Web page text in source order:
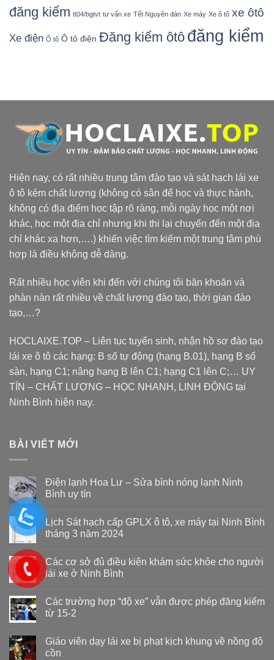
đăng kiểm tt04/bgtvt tư vấn xe Tết Nguyên đán Xe máy Xe ô tô xe ôtô
Xe điện Ô tô Ô tô điện Đăng kiểm ôtô đăng kiểm
Hiện nay, có rất nhiều trung tâm đào tạo và sát hạch lái xe
ô tô kém chất lượng (không có sân để học và thực hành,
không có địa điểm học tập rõ ràng, mỗi ngày học một nơi
khác, học một địa chỉ nhưng khi thi lại chuyển đến một địa
chỉ khác xa hơn,….) khiến việc tìm kiếm một trung tâm phù
hợp là điều không dễ dàng.
Rất nhiều học viên khi đến với chúng tôi băn khoăn và
phàn nàn rất nhiều về chất lượng đào tạo, thời gian đào
tạo,…?
HOCLAIXE.TOP – Liên tục tuyển sinh, nhận hồ sơ đào tạo
lái xe ô tô các hạng: B số tự động (hạng B.01), hạng B số
sàn, hạng C1; nâng hạng B lên C1; hạng C1 lên C;… UY
TÍN – CHẤT LƯỢNG – HỌC NHANH, LINH ĐỘNG tại
Ninh Bình hiện nay.
BÀI VIẾT MỚI
Điện lạnh Hoa Lư – Sửa bình nóng lạnh Ninh
Bình uy tín
Lịch Sát hạch cấp GPLX ô tô, xe máy tại Ninh Bình
tháng 3 năm 2024
Các cơ sở đủ điều kiện khám sức khỏe cho người
lái xe ở Ninh Bình
Các trường hợp “độ xe” vẫn được phép đăng kiểm
từ 15-2
Giáo viên dạy lái xe bị phạt kịch khung về nồng độ
cồn